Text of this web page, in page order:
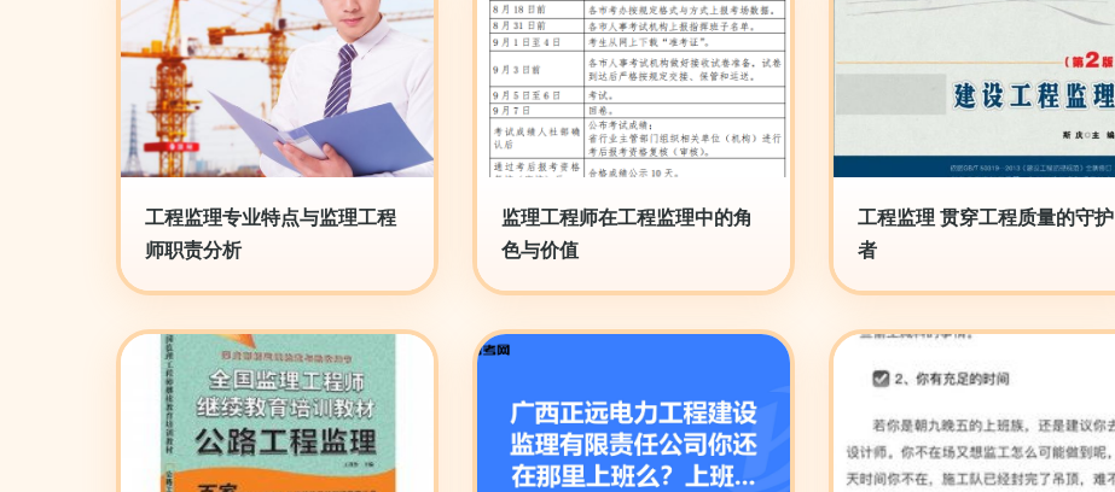
工程监理专业特点与监理工程
师职责分析
监理工程师在工程监理中的角
色与价值
工程监理 贯穿工程质量的守护
者